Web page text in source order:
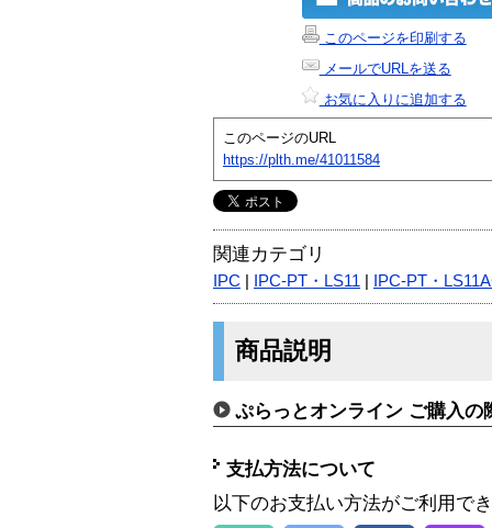
このページを印刷する
メールでURLを送る
お気に入りに追加する
このページのURL
https://plth.me/41011584
関連カテゴリ
IPC IPC-PT・LS11 IPC-PT・
商品説明
ぷらっとオンライン ご購入の
支払方法について
以下のお支払い方法がご利用で